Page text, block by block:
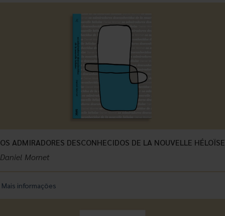
OS ADMIRADORES DESCONHECIDOS DE LA NOUVELLE HÉLOÏSE
Daniel Mornet
Mais informações